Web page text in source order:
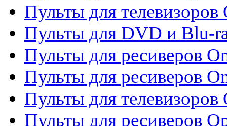
Пульты для телевизоров
Пульты для DVD и Blu-
Пульты для ресиверов
Пульты для ресиверов
Пульты для телевизоров
Пульты для ресиверов